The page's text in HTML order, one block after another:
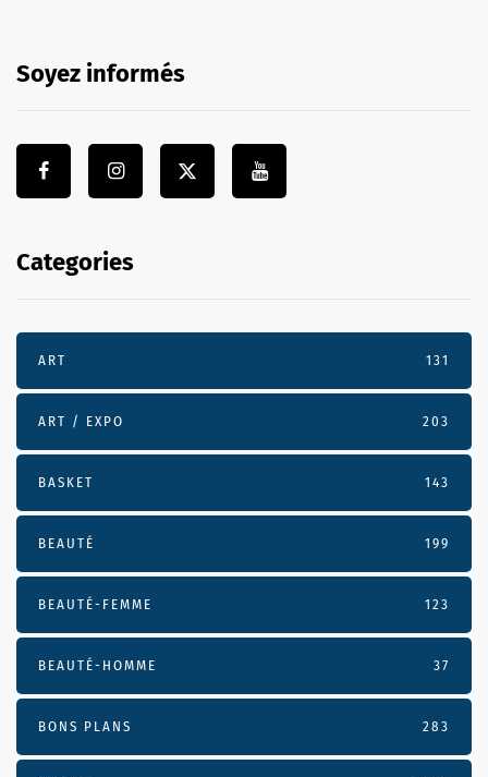
Soyez informés
Categories
ART 131
ART / EXPO 203
BASKET 143
BEAUTÉ 199
BEAUTÉ-FEMME 123
BEAUTÉ-HOMME 37
BONS PLANS 283